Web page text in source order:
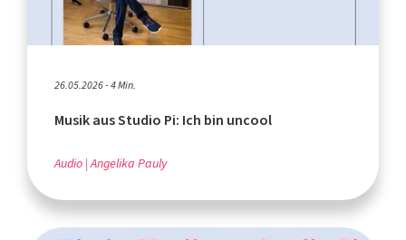
26.05.2026 - 4 Min.
Musik aus Studio Pi: Ich bin uncool
Audio Angelika Pauly